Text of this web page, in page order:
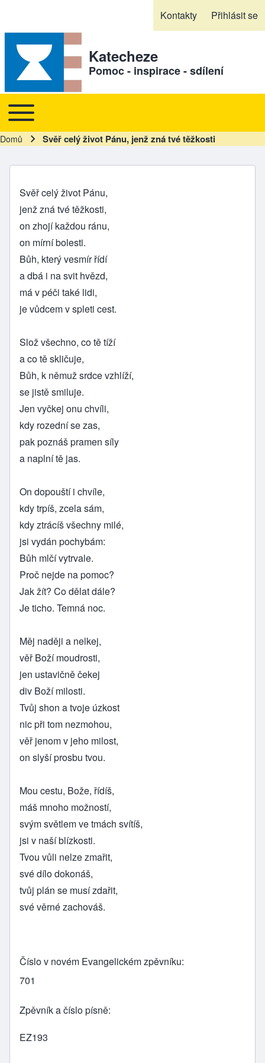
Kontakty Přihlásit se
Katecheze
Pomoc - inspirace - sdílení
Hlavní navigace
Toggle main menu
Drobečková navigace
Domů Svěř celý život Pánu, jenž zná tvé těžkosti
Svěř celý život Pánu,
jenž zná tvé těžkosti,
on zhojí každou ránu,
on mírní bolesti.
Bůh, který vesmír řídí
a dbá i na svit hvězd,
má v péči také lidi,
je vůdcem v spleti cest.
Slož všechno, co tě tíží
a co tě skličuje,
Bůh, k němuž srdce vzhlíží,
se jistě smiluje.
Jen vyčkej onu chvíli,
kdy rozední se zas,
pak poznáš pramen síly
a naplní tě jas.
On dopouští i chvíle,
kdy trpíš, zcela sám,
kdy ztrácíš všechny milé,
jsi vydán pochybám:
Bůh mlčí vytrvale.
Proč nejde na pomoc?
Jak žít? Co dělat dále?
Je ticho. Temná noc.
Měj naději a nelkej,
věř Boží moudrosti,
jen ustavičně čekej
div Boží milosti.
Tvůj shon a tvoje úzkost
nic při tom nezmohou,
věř jenom v jeho milost,
on slyší prosbu tvou.
Mou cestu, Bože, řídíš,
máš mnoho možností,
svým světlem ve tmách svítíš,
jsi v naší blízkosti.
Tvou vůli nelze zmařit,
své dílo dokonáš,
tvůj plán se musí zdařit,
své věrné zachováš.
Číslo v novém Evangelickém zpěvníku
701
Zpěvník a číslo písně
EZ193